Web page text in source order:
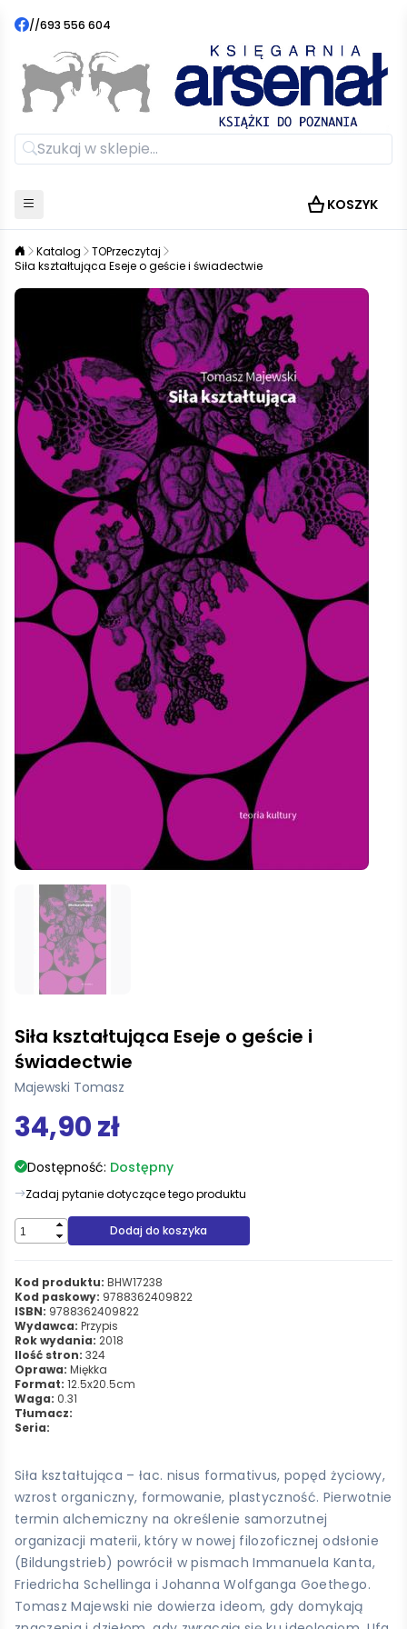
//693 556 604
KOSZYK
Katalog
TOPrzeczytaj
Siła kształtująca Eseje o geście i świadectwie
Siła kształtująca Eseje o geście i
świadectwie
Majewski Tomasz
34,90 zł
Dostępność: Dostępny
Zadaj pytanie dotyczące tego produktu
Dodaj do koszyka
Kod produktu: BHW17238
Kod paskowy: 9788362409822
ISBN: 9788362409822
Wydawca: Przypis
Rok wydania: 2018
Ilość stron: 324
Oprawa: Miękka
Format: 12.5x20.5cm
Waga: 0.31
Tłumacz:
Seria:
Siła kształtująca – łac. nisus formativus, popęd życiowy,
wzrost organiczny, formowanie, plastyczność. Pierwotnie
termin alchemiczny na określenie samorzutnej
organizacji materii, który w nowej filozoficznej odsłonie
(Bildungstrieb) powrócił w pismach Immanuela Kanta,
Friedricha Schellinga i Johanna Wolfganga Goethego.
Tomasz Majewski nie dowierza ideom, gdy domykają